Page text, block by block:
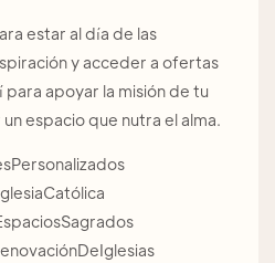
estar al día de las
y acceder a ofertas
apoyar la misión de tu
espacio que nutra el alma.